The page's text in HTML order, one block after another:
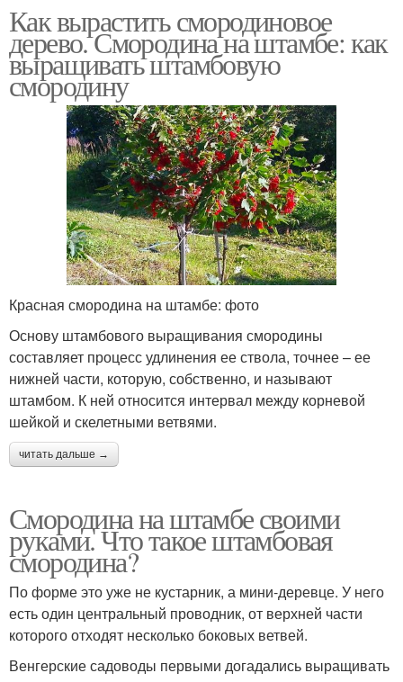
Как вырастить смородиновое
дерево. Смородина на штамбе: как
выращивать штамбовую
смородину
Красная смородина на штамбе: фото
Основу штамбового выращивания смородины
составляет процесс удлинения ее ствола, точнее – ее
нижней части, которую, собственно, и называют
штамбом. К ней относится интервал между корневой
шейкой и скелетными ветвями.
читать дальше →
Смородина на штамбе своими
руками. Что такое штамбовая
смородина?
По форме это уже не кустарник, а мини-деревце. У него
есть один центральный проводник, от верхней части
которого отходят несколько боковых ветвей.
Венгерские садоводы первыми догадались выращивать